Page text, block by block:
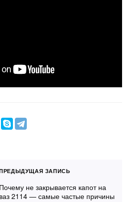
ЗАПИСЬ
Почему не закрывается капот на
ваз 2114 — самые частые причины